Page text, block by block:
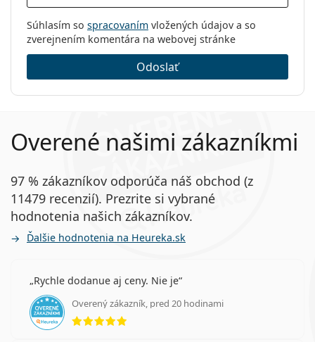
Súhlasím so spracovaním vložených údajov a so
zverejnením komentára na webovej stránke
Odoslať
Overené našimi zákazníkmi
97 % zákazníkov odporúča náš obchod (z
11479 recenzií). Prezrite si vybrané
hodnotenia našich zákazníkov.
Ďalšie hodnotenia na Heureka.sk
Rychle dodanue aj ceny. Nie je
Overený zákazník, pred 20 hodinami
hodnotenie 5 z 5